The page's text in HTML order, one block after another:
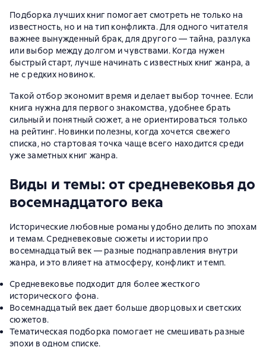
Подборка лучших книг помогает смотреть не только на
известность, но и на тип конфликта. Для одного читателя
важнее вынужденный брак, для другого — тайна, разлука
или выбор между долгом и чувствами. Когда нужен
быстрый старт, лучше начинать с известных книг жанра, а
не с редких новинок.
Такой отбор экономит время и делает выбор точнее. Если
книга нужна для первого знакомства, удобнее брать
сильный и понятный сюжет, а не ориентироваться только
на рейтинг. Новинки полезны, когда хочется свежего
списка, но стартовая точка чаще всего находится среди
уже заметных книг жанра.
Виды и темы: от средневековья до
восемнадцатого века
Исторические любовные романы удобно делить по эпохам
и темам. Средневековые сюжеты и истории про
восемнадцатый век — разные поднаправления внутри
жанра, и это влияет на атмосферу, конфликт и темп.
Средневековье подходит для более жесткого
исторического фона.
Восемнадцатый век дает больше дворцовых и светских
сюжетов.
Тематическая подборка помогает не смешивать разные
эпохи в одном списке.